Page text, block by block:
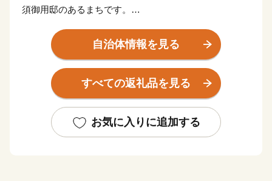
須御用邸のあるまちです。
那須連山の麓に、歴史ある那須温泉郷をはじめ、豊かな
自然と調和したレジャー施設やリゾートホテル、別荘地
など充実した観光資源とともに、お客様を迎えておりま
那須を存分に感じていただけるよう、宿泊施設の利用券
をはじめ、レジャー施設利用券、那須和牛、乳製品など
自治体情報を見る
すべての返礼品を見る
お気に入りに追加する